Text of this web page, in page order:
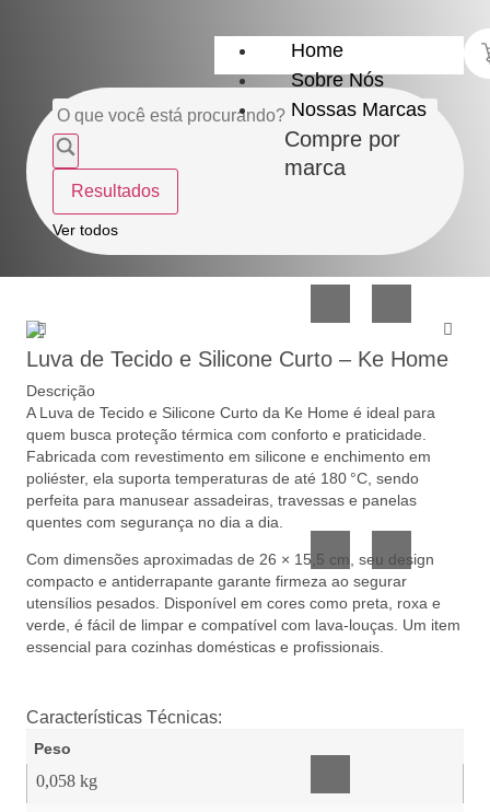
Home
Sobre Nós
Nossas Marcas
Compre por
marca
Lar
Organização
Utilidades
de
Vidro
Confeitaria
e
Presente
inteligentes
Resultados
Ver todos
Luva de Tecido e Silicone Curto – Ke Home
Descrição
A Luva de Tecido e Silicone Curto da Ke Home é ideal para
quem busca proteção térmica com conforto e praticidade.
Fabricada com revestimento em silicone e enchimento em
poliéster, ela suporta temperaturas de até 180 °C, sendo
perfeita para manusear assadeiras, travessas e panelas
quentes com segurança no dia a dia.
Com dimensões aproximadas de 26 × 15,5 cm, seu design
compacto e antiderrapante garante firmeza ao segurar
utensílios pesados. Disponível em cores como preta, roxa e
verde, é fácil de limpar e compatível com lava-louças. Um item
essencial para cozinhas domésticas e profissionais.
Características Técnicas:
Peso
0,058 kg